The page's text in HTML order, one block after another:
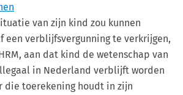
van zijn kind zou kunnen
een verblijfsvergunning te verkrijgen,
aan dat kind de wetenschap van
in Nederland verblijft worden
die toerekening houdt in zijn